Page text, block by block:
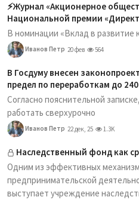
⚡️Журнал «Акционерное
Национальной премии
В номинации «Вклад в развитие
Иванов Петр 20 фев 564
В Госдуму внесен
предел по переработкам до
Согласно пояснительной
работать сверхурочно
Иванов Петр 22 дек, 25 1.3K
Наследственный фонд как
Одним из эффективных
предпринимательской
выступает учреждение